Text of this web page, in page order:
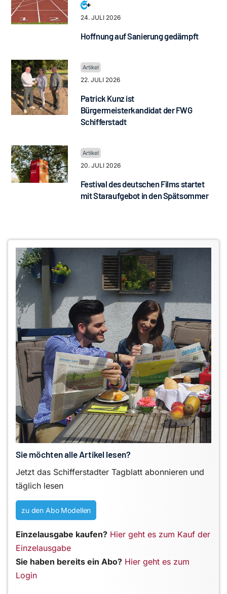
24. JULI 2026
Hoffnung auf Sanierung gedämpft
22. JULI 2026
Patrick Kunz ist
Bürgermeisterkandidat der FWG
Schifferstadt
20. JULI 2026
Festival des deutschen Films startet
mit Staraufgebot in den Spätsommer
Sie möchten alle Artikel lesen?
Jetzt das Schifferstadter Tagblatt abonnieren und
täglich lesen
zu den Abo Modellen
Einzelausgabe kaufen? Hier geht es zum Kauf der
Einzelausgabe
Sie haben bereits ein Abo? Hier geht es zum
Login